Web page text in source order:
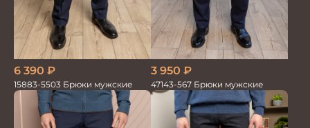
6 390 ₽
15883-5503 Брюки мужские
3 950 ₽
47143-567 Брюки мужские